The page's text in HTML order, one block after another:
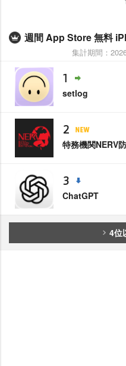
週間 App Store 無料
集計期間：
1
setlog
2
特務機関NERV
3
ChatGPT
4位